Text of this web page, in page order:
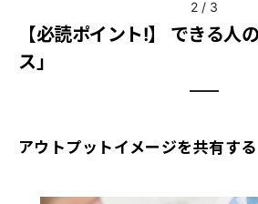
2 / 3
【必読ポイント!】 できる人
ス」
アウトプットイメージを共有する